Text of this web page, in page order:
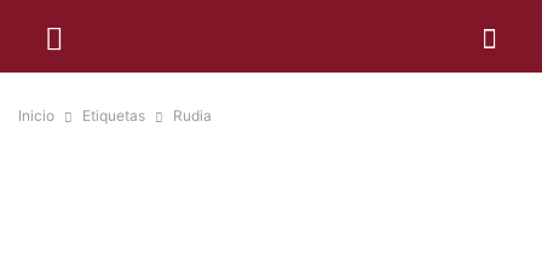
Inicio Etiquetas Rudia